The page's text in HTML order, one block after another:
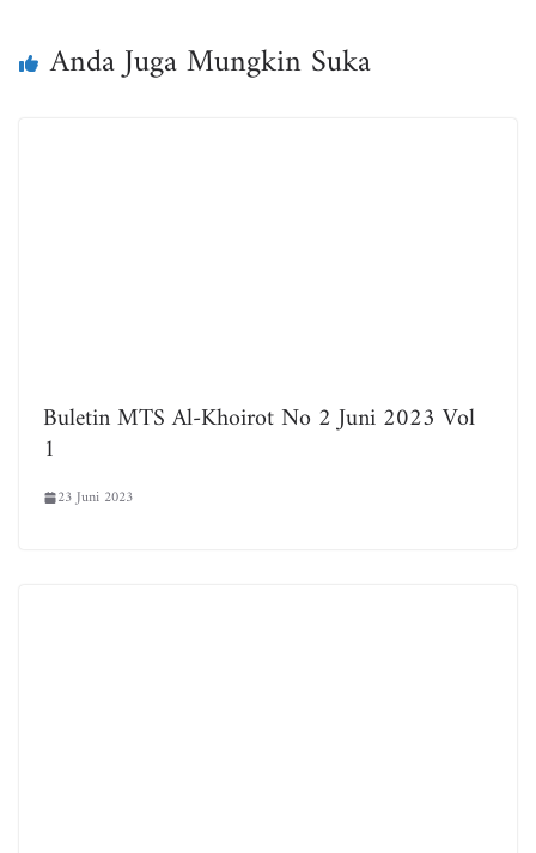
pp
Anda Juga Mungkin Suka
Buletin MTS Al-Khoirot No 2 Juni 2023 Vol
1
23 Juni 2023